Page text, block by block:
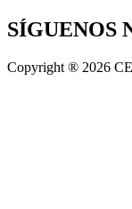
SÍGUENOS
Copyright ® 2026